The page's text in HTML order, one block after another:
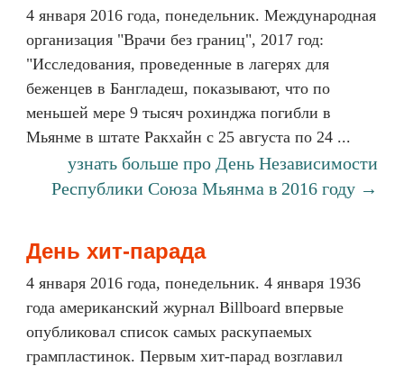
4 января 2016 года, понедельник. Международная
организация "Врачи без границ", 2017 год:
"Исследования, проведенные в лагерях для
беженцев в Бангладеш, показывают, что по
меньшей мере 9 тысяч рохинджа погибли в
Мьянме в штате Ракхайн с 25 августа по 24 ...
узнать больше про День Независимости
Республики Союза Мьянма в 2016 году →
День хит-парада
4 января 2016 года, понедельник. 4 января 1936
года американский журнал Billboard впервые
опубликовал список самых раскупаемых
грампластинок. Первым хит-парад возглавил